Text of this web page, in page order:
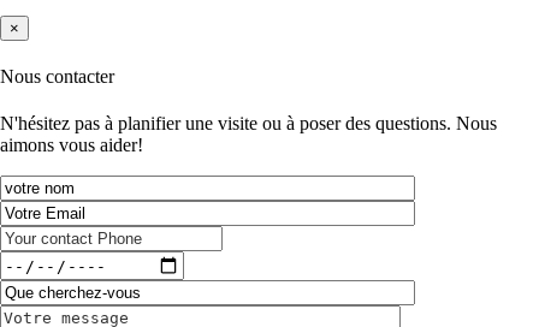
×
Nous contacter
N'hésitez pas à planifier une visite ou à poser des questions. Nous
aimons vous aider!